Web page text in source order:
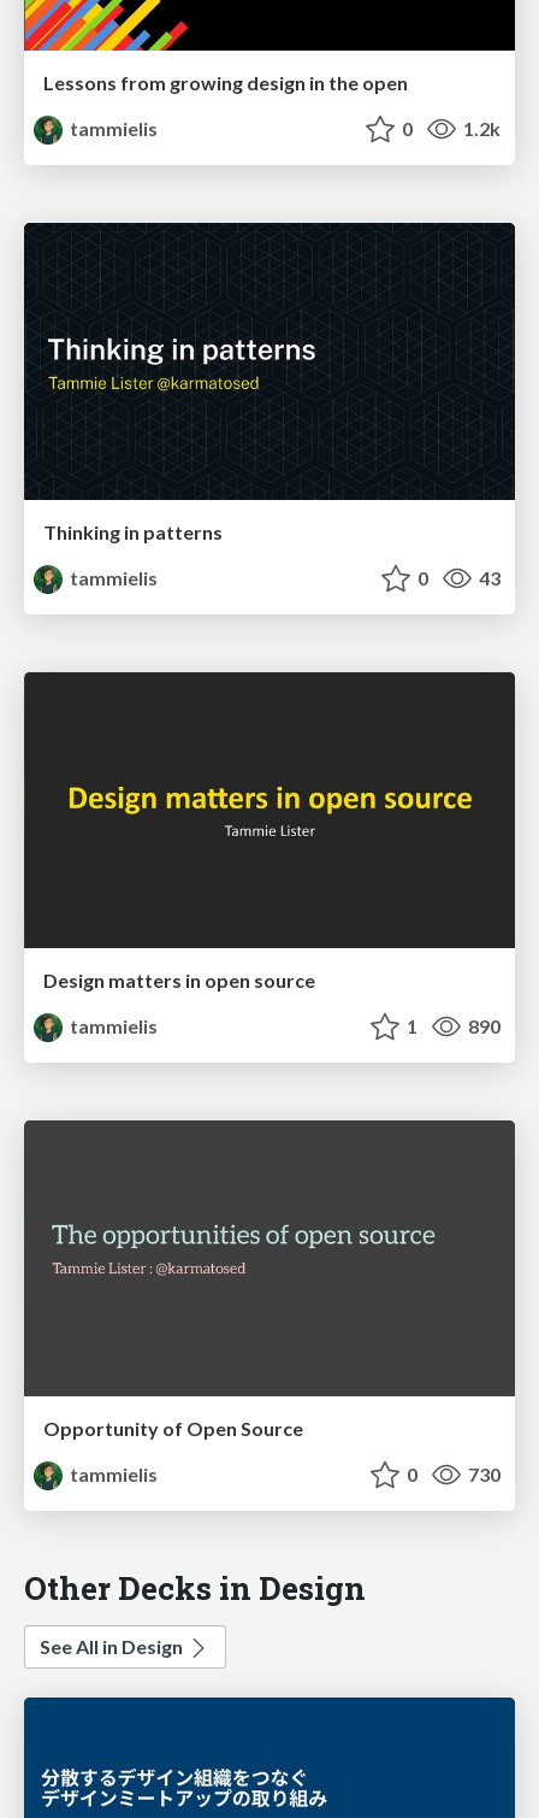
Lessons from growing design in the open
tammielis
0 1.2k
Thinking in patterns
tammielis
0 43
Design matters in open source
tammielis
1 890
Opportunity of Open Source
tammielis
0 730
Other Decks in Design
See All in Design